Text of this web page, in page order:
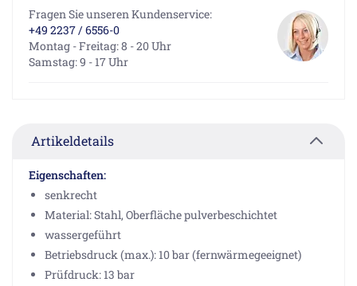
Fragen Sie unseren Kundenservice:
+49 2237 / 6556-0
Montag - Freitag: 8 - 20 Uhr
Samstag: 9 - 17 Uhr
Artikeldetails
Eigenschaften:
senkrecht
Material: Stahl, Oberfläche pulverbeschichtet
wassergeführt
Betriebsdruck (max.): 10 bar (fernwärmegeeignet)
Prüfdruck: 13 bar